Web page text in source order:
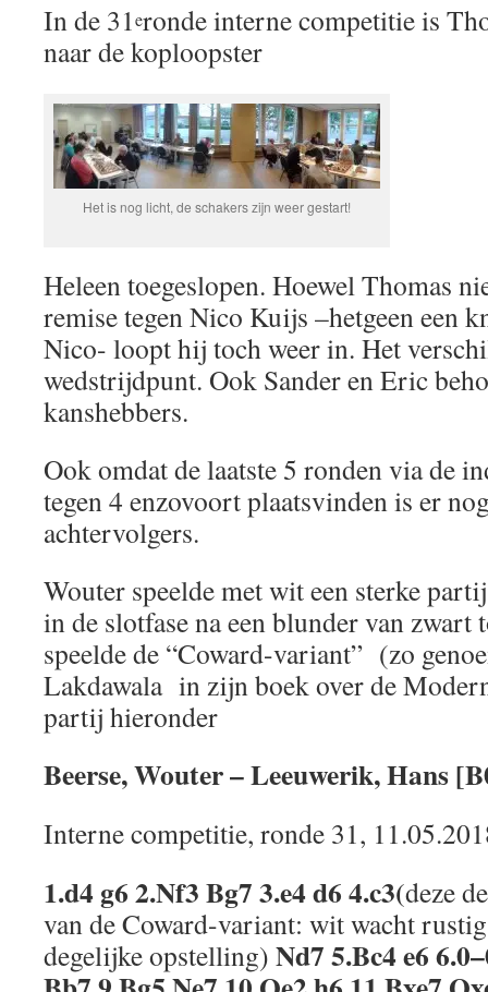
In de 31eronde interne competitie is
naar de koploopster
Het is nog licht, de schakers zijn weer gestart!
Heleen toegeslopen. Hoewel Thomas
remise tegen Nico Kuijs –hetgeen een
Nico- loopt hij toch weer in. Het
wedstrijdpunt. Ook Sander en Eric
kanshebbers.
Ook omdat de laatste 5 ronden via de
tegen 4 enzovoort plaatsvinden is er
achtervolgers.
Wouter speelde met wit een sterke
in de slotfase na een blunder van zwart
speelde de “Coward-variant” (zo
Lakdawala in zijn boek over de
partij hieronder
Beerse, Wouter – Leeuwerik, Hans
Interne competitie, ronde 31,
1.d4 g6 2.Nf3 Bg7 3.e4 d6 4.c3(deze
van de Coward-variant: wit wacht
degelijke opstelling) Nd7 5.Bc4 e6